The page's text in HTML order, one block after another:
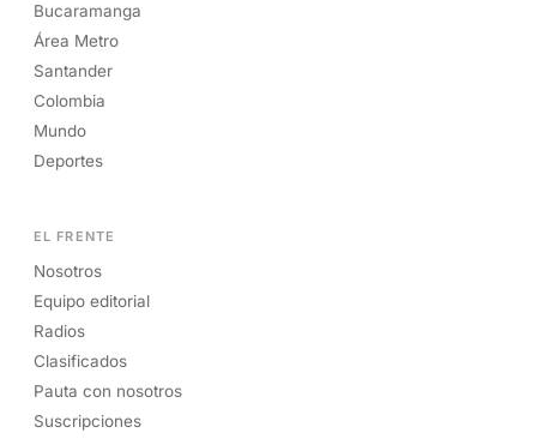
Bucaramanga
Área Metro
Santander
Colombia
Mundo
Deportes
EL FRENTE
Nosotros
Equipo editorial
Radios
Clasificados
Pauta con nosotros
Suscripciones